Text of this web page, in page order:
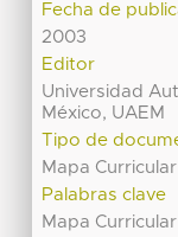
Fecha de
2003
Editor
Universidad
México, UAEM
Tipo de
Mapa Curricular
Palabras clave
Mapa Curricular